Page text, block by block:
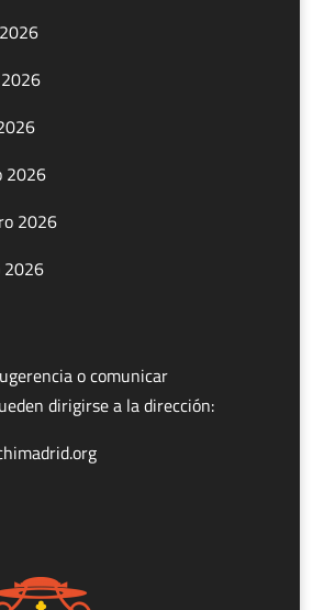
2026
2026
2026
o comunicar
dirigirse a la dirección: